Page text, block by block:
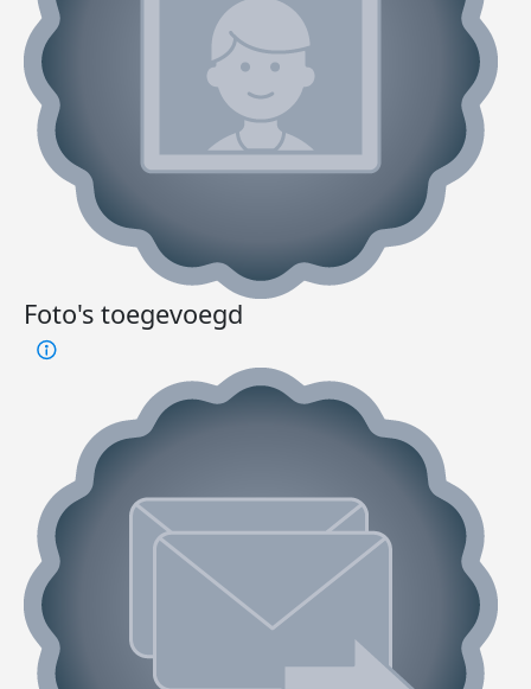
Foto's toegevoegd